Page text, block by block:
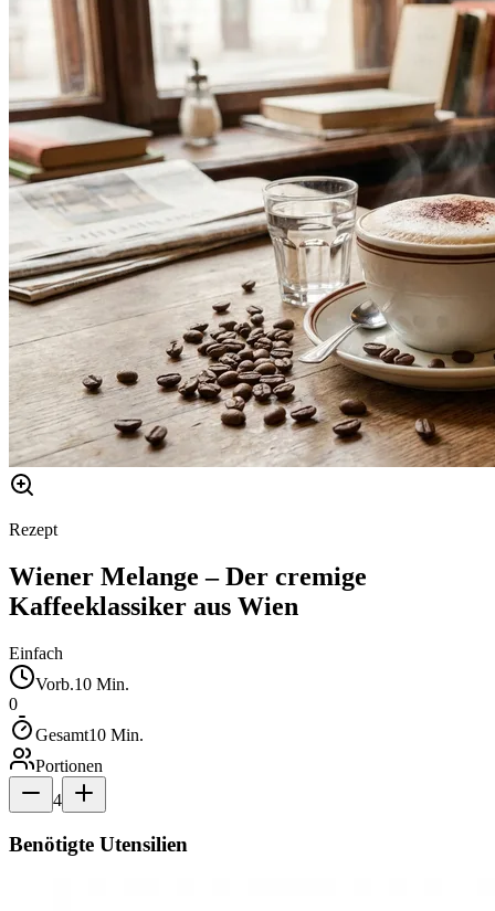
Rezept
Wiener Melange – Der cremige
Kaffeeklassiker aus Wien
Einfach
Vorb.10 Min.
0
Gesamt10 Min.
Portionen
4
Benötigte Utensilien